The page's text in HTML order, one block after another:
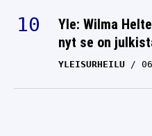
Yle: Wilma
nyt se on
YLEISURHEILU